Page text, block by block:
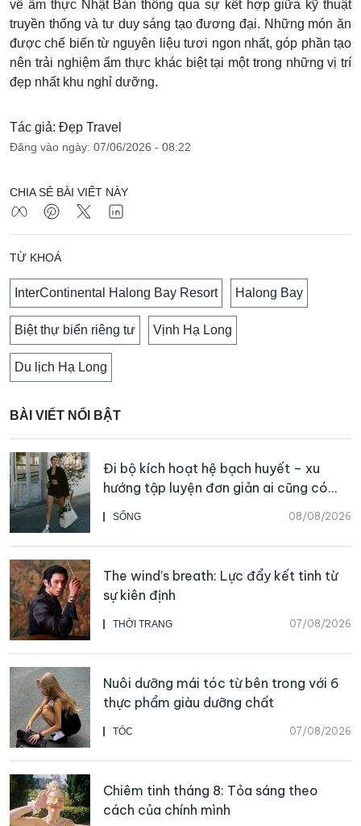
về ẩm thực Nhật Bản thông qua sự kết hợp giữa kỹ thuật
truyền thống và tư duy sáng tạo đương đại. Những món ăn
được chế biến từ nguyên liệu tươi ngon nhất, góp phần tạo
nên trải nghiệm ẩm thực khác biệt tại một trong những vị trí
đẹp nhất khu nghỉ dưỡng.
Tác giả: Đẹp Travel
Đăng vào ngày: 07/06/2026 - 08:22
CHIA SẺ BÀI VIẾT NÀY
TỪ KHOÁ
InterContinental Halong Bay Resort Halong Bay
Biệt thự biển riêng tư Vịnh Hạ Long
Du lịch Hạ Long
BÀI VIẾT NỔI BẬT
SỐNG 08/08/2026
Đi bộ kích hoạt hệ bạch huyết – xu
hướng tập luyện đơn giản ai cũng có
thể bắt đầu
THỜI TRANG 07/08/2026
The wind’s breath: Lực đẩy kết tinh từ
sự kiên định
TÓC 07/08/2026
Nuôi dưỡng mái tóc từ bên trong với 6
thực phẩm giàu dưỡng chất
Chiêm tinh tháng 8: Tỏa sáng theo
cách của chính mình